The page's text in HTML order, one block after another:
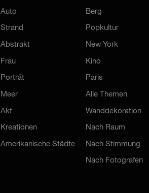
Auto
Strand
Abstrakt
Frau
Porträt
Meer
Akt
Kreationen
Amerikanische Städte
Berg
Popkultur
New York
Kino
Paris
Alle Themen
Wanddekoration
Nach Raum
Nach Stimmung
Nach Fotografen